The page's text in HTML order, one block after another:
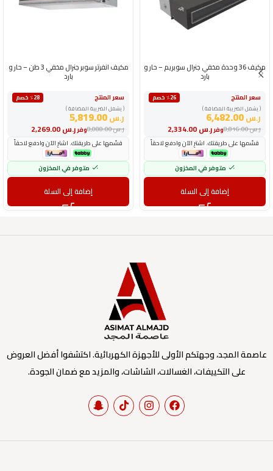
مكيف 36 وحدة مخفي جنرال سوبريم – حار و
بارد
سعر المنتج
٪26 خصم
( يشمل الضريبة المضافة )
ر.س6,482.00
وفرر.س ر.س8,816.00
قسّمها على طريقتك. اشترِ الآن وادفع لاحقاً
متوفر في المخزون
إضافة إلى السلة
مكيف انفرتر سوبر جنرال مخفي 3 طن – حار و
بارد
سعر المنتج
٪28 خصم
( يشمل الضريبة المضافة )
ر.س5,819.00
وفرر.س ر.س8,088.00
قسّمها على طريقتك. اشترِ الآن وادفع لاحقاً
متوفر في المخزون
إضافة إلى السلة
عاصمة المجد، وجهتكم الأولى للأجهزة الكهربائية. اكتشفوا أفضل العروض
على التكييفات، الغسالات، الشاشات، والمزيد مع ضمان الجودة.